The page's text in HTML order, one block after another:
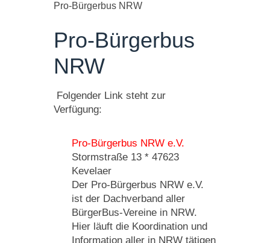
Pro-Bürgerbus NRW
Pro-Bürgerbus
NRW
Folgender Link steht zur
Verfügung:
Pro-Bürgerbus NRW e.V.
Stormstraße 13 * 47623
Kevelaer
Der Pro-Bürgerbus NRW e.V.
ist der Dachverband aller
BürgerBus-Vereine in NRW.
Hier läuft die Koordination und
Information aller in NRW tätigen